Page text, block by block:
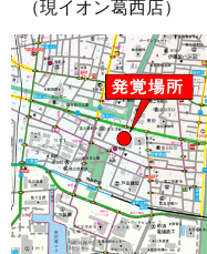
（現イオン葛西店）